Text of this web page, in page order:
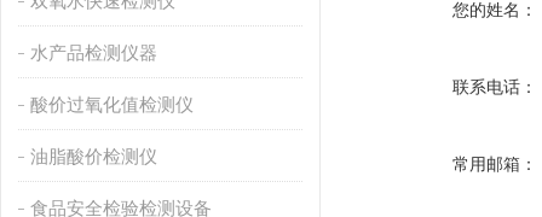
水产品检测仪器
酸价过氧化值检测仪
油脂酸价检测仪
食品安全检验检测设备
您的姓名：
联系电话：
常用邮箱：